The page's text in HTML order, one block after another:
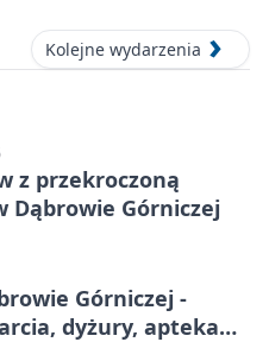
Kolejne wydarzenia
z przekroczoną
Dąbrowie Górniczej
Górniczej -
dyżury, apteka